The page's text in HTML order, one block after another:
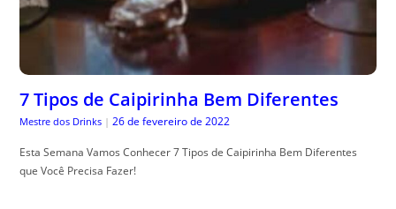
7 Tipos de Caipirinha Bem Diferentes
Mestre dos Drinks | 26 de fevereiro de 2022
Esta Semana Vamos Conhecer 7 Tipos de Caipirinha Bem Diferentes
que Você Precisa Fazer!